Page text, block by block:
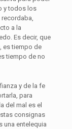
y todos los
a la
Es decir, que
es tiempo de
tiempo de no
y de la fe
para
del mal es el
consignas
una entelequia